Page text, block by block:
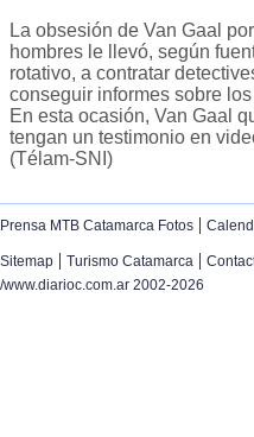
La obsesión de Van Gaal
hombres le llevó, según
rotativo, a contratar
conseguir informes sobre
En esta ocasión, Van Gaal
tengan un testimonio en
(Télam-SNI)
Prensa MTB Catamarca Fotos |
Sitemap | Turismo Catamarca |
/www.diarioc.com.ar 2002-2026